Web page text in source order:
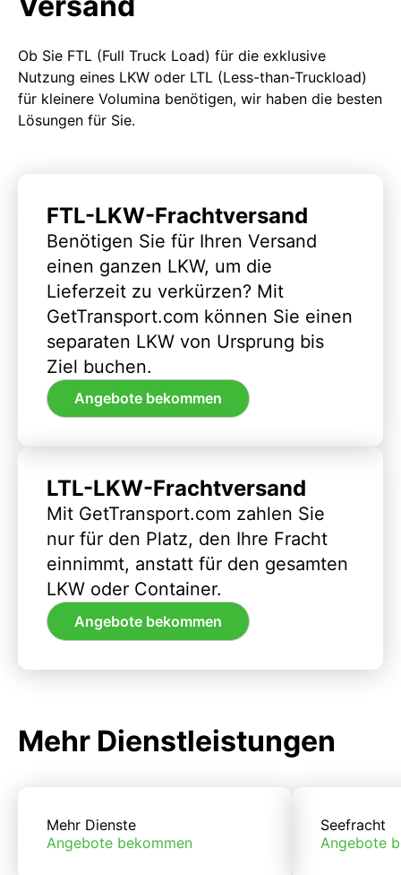
Ob Sie FTL (Full Truck Load) für die exklusive
Nutzung eines LKW oder LTL (Less-than-Truckload)
für kleinere Volumina benötigen, wir haben die besten
Lösungen für Sie.
FTL-LKW-Frachtversand
Benötigen Sie für Ihren Versand
einen ganzen LKW, um die
Lieferzeit zu verkürzen? Mit
GetTransport.com können Sie einen
separaten LKW von Ursprung bis
Ziel buchen.
Angebote bekommen
LTL-LKW-Frachtversand
Mit GetTransport.com zahlen Sie
nur für den Platz, den Ihre Fracht
einnimmt, anstatt für den gesamten
LKW oder Container.
Angebote bekommen
Mehr Dienstleistungen
Mehr Dienste
Angebote bekommen
Seefracht
Angebote